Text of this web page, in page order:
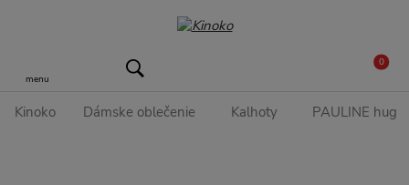
menu
0
Kinoko Dámske oblečenie Kalhoty PAULINE hug